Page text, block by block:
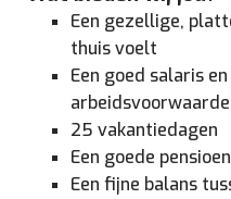
Een gezellige,
thuis voelt
Een goed salaris
25 vakantiedagen
Een goede
Een fijne balans